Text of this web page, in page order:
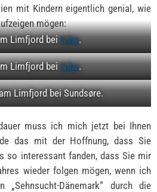
mit Kindern eigentlich genial, wie
mögen:
Limfjord beiNibe.
Limfjord beiNibe.
Limfjord bei Sundsøre.
muss ich mich jetzt bei Ihnen
das mit der Hoffnung, dass Sie
so interessant fanden, dass Sie mir
wieder folgen mögen, wenn ich
Dänemark“ durch die